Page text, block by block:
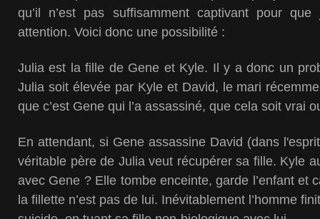
qu’il n’est pas suffisamment captivant pour
attention. Voici donc une possibilité :
Julia est la fille de Gene et Kyle. Il y a donc un
Julia soit élevée par Kyle et David, le mari
que c’est Gene qui l’a assassiné, que cela soit vrai
En attendant, si Gene assassine David (dans
véritable père de Julia veut récupérer sa fille. Kyle
avec Gene ? Elle tombe enceinte, garde l’enfant et
la fillette n’est pas de lui. Inévitablement l’homme